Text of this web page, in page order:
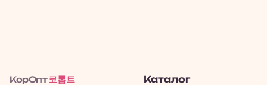
КорОпт 코롭트 Каталог